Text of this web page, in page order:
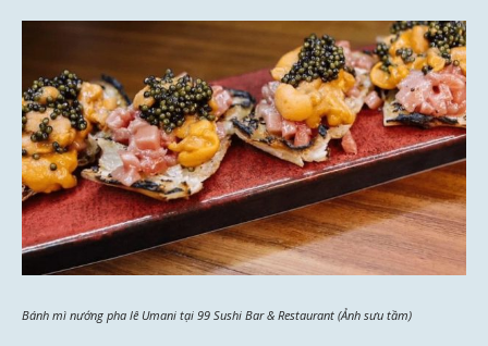
Bánh mì nướng pha lê Umani tại 99 Sushi Bar & Restaurant (Ảnh sưu tầm)